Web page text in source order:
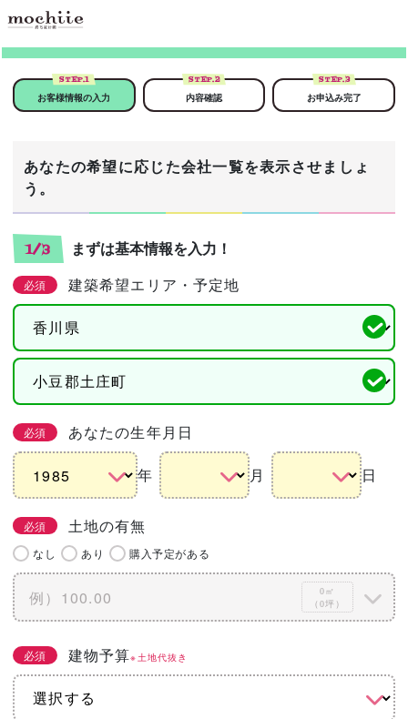
STEP.1
お客様情報の入力
STEP.2
内容確認
STEP.3
お申込み完了
あなたの希望に応じた会社一覧を表示させましょ
う。
1/3 まずは基本情報を入力！
必須 建築希望エリア・予定地
必須 あなたの生年月日
年 月 日
必須 土地の有無
なし あり 購入予定がある
0㎡
（0坪）
必須 建物予算※土地代抜き